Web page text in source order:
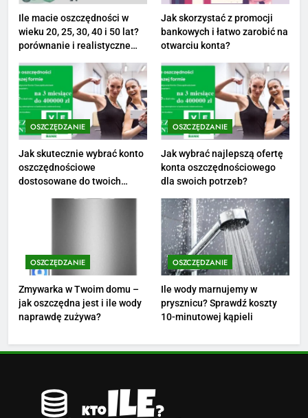
PRACA
1
Ile zarabia striptizer: poznaj
aktualne stawki męskiego
striptizera
ZAROBKI
2
Ile zarabia psycholog szkolny:
poznaj średnie zarobki na tym
stanowisku
ZAROBKI
Ile zarabia florysta — średnie
zarobki, dodatki i sposoby na
podwyżkę
ZAROBKI
4
matematyki: średnie zarobki,
Ile macie oszczędności w
wieku 20, 25, 30, 40 i 50 lat?
porównanie i realistyczne
Jak skorzystać z promocji
bankowych i łatwo zarobić na
otwarciu konta?
OSZCZĘDZANIE
Jak skutecznie wybrać konto
oszczędnościowe
dostosowane do twoich
OSZCZĘDZANIE
Jak wybrać najlepszą ofertę
konta oszczędnościowego
dla swoich potrzeb?
OSZCZĘDZANIE
Zmywarka w Twoim domu –
jak oszczędna jest i ile wody
naprawdę zużywa?
OSZCZĘDZANIE
Ile wody marnujemy w
prysznicu? Sprawdź koszty
10-minutowej kąpieli